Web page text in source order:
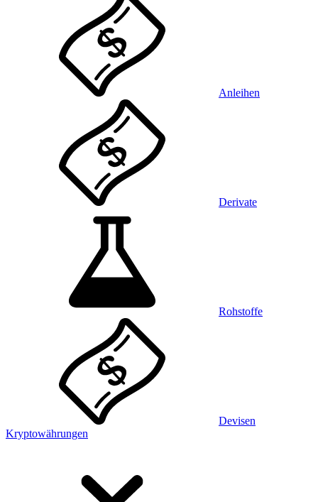
Anleihen
Derivate
Rohstoffe
Devisen
Kryptowährungen